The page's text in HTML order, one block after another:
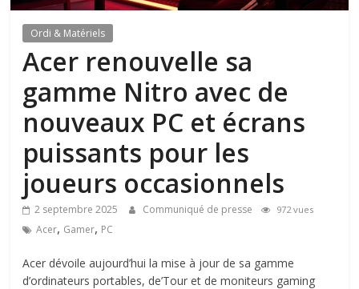
Ordi & Matériels
Acer renouvelle sa
gamme Nitro avec de
nouveaux PC et écrans
puissants pour les
joueurs occasionnels
2 septembre 2025 Communiqué de presse 972 vues
Acer, Gamer, PC
Acer dévoile aujourd’hui la mise à jour de sa gamme
d’ordinateurs portables, de’Tour et de moniteurs gaming